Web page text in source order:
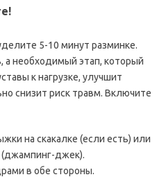
5-10 минут разминке.
а необходимый этап, который
к нагрузке, улучшит
снизит риск травм. Включите
на скакалке (если есть) или
(джампинг-джек).
в обе стороны.